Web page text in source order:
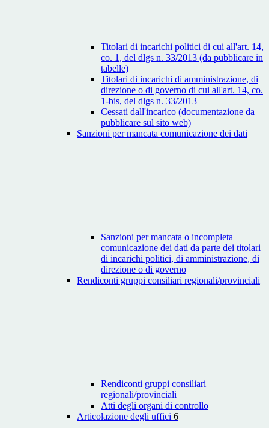
Titolari di incarichi politici di cui all'art. 14,
co. 1, del dlgs n. 33/2013 (da pubblicare in
tabelle)
Titolari di incarichi di amministrazione, di
direzione o di governo di cui all'art. 14, co.
1-bis, del dlgs n. 33/2013
Cessati dall'incarico (documentazione da
pubblicare sul sito web)
Sanzioni per mancata comunicazione dei dati
Sanzioni per mancata o incompleta
comunicazione dei dati da parte dei titolari
di incarichi politici, di amministrazione, di
direzione o di governo
Rendiconti gruppi consiliari regionali/provinciali
Rendiconti gruppi consiliari
regionali/provinciali
Atti degli organi di controllo
Articolazione degli uffici 6